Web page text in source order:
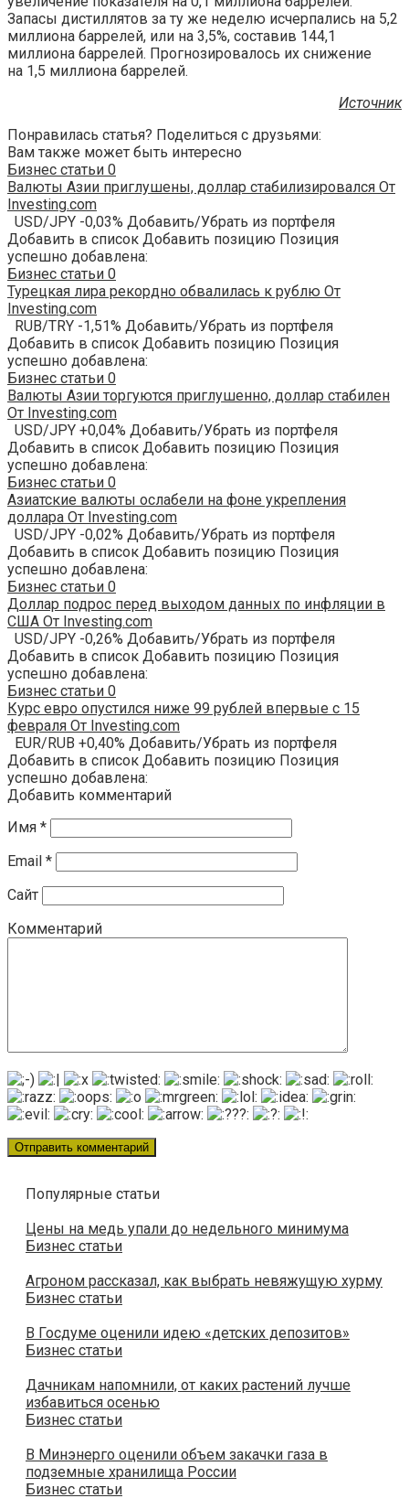
Запасы дистиллятов за ту же неделю исчерпались на 5,2
миллиона баррелей, или на 3,5%, составив 144,1
миллиона баррелей. Прогнозировалось их снижение
на 1,5 миллиона баррелей.
Источник
Понравилась статья? Поделиться с друзьями:
Вам также может быть интересно
Бизнес статьи 0
Валюты Азии приглушены, доллар стабилизировался От
Investing.com
USD/JPY -0,03% Добавить/Убрать из портфеля
Добавить в список Добавить позицию Позиция
успешно добавлена:
Бизнес статьи 0
Турецкая лира рекордно обвалилась к рублю От
Investing.com
RUB/TRY -1,51% Добавить/Убрать из портфеля
Добавить в список Добавить позицию Позиция
успешно добавлена:
Бизнес статьи 0
Валюты Азии торгуются приглушенно, доллар стабилен
От Investing.com
USD/JPY +0,04% Добавить/Убрать из портфеля
Добавить в список Добавить позицию Позиция
успешно добавлена:
Бизнес статьи 0
Азиатские валюты ослабели на фоне укрепления
доллара От Investing.com
USD/JPY -0,02% Добавить/Убрать из портфеля
Добавить в список Добавить позицию Позиция
успешно добавлена:
Бизнес статьи 0
Доллар подрос перед выходом данных по инфляции в
США От Investing.com
USD/JPY -0,26% Добавить/Убрать из портфеля
Добавить в список Добавить позицию Позиция
успешно добавлена:
Бизнес статьи 0
Курс евро опустился ниже 99 рублей впервые с 15
февраля От Investing.com
EUR/RUB +0,40% Добавить/Убрать из портфеля
Добавить в список Добавить позицию Позиция
успешно добавлена:
Добавить комментарий
Имя *
Email *
Сайт
Комментарий
Популярные статьи
Цены на медь упали до недельного минимума
Бизнес статьи
Агроном рассказал, как выбрать невяжущую хурму
Бизнес статьи
В Госдуме оценили идею «детских депозитов»
Бизнес статьи
Дачникам напомнили, от каких растений лучше
избавиться осенью
Бизнес статьи
В Минэнерго оценили объем закачки газа в
подземные хранилища России
Бизнес статьи